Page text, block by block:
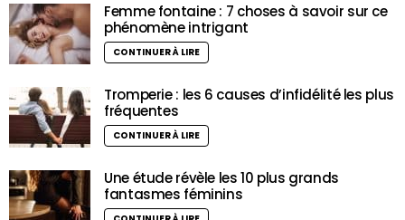
Femme fontaine : 7 choses à savoir sur ce
phénomène intrigant
CONTINUER À LIRE
Tromperie : les 6 causes d’infidélité les plus
fréquentes
CONTINUER À LIRE
Une étude révèle les 10 plus grands
fantasmes féminins